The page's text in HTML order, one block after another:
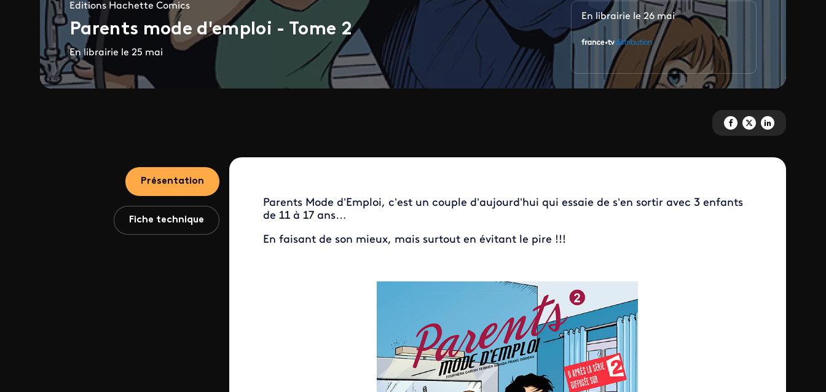
Editions Hachette Comics
Parents mode d'emploi - Tome 2
En librairie le 25 mai
En librairie le 26 mai
Partagez 'Parents mode
Partagez 'Parents mode
Partagez 'Parents
Présentation
Fiche technique
Parents Mode d’Emploi, c’est un couple d’aujourd’hui qui essaie de s’en sortir avec 3 enfants
de 11 à 17 ans…
En faisant de son mieux, mais surtout en évitant le pire !!!